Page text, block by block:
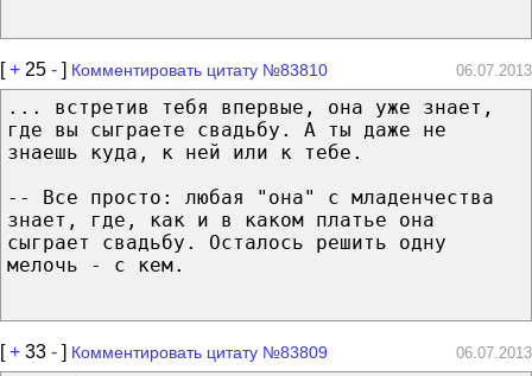
[+ 25 - ] Комментировать цитату №83810 06.07.2013
... встретив тебя впервые, она уже знает,
где вы сыграете свадьбу. А ты даже не
знаешь куда, к ней или к тебе.
-- Все просто: любая "она" с младенчества
знает, где, как и в каком платье она
сыграет свадьбу. Осталось решить одну
мелочь - с кем.
[+ 33 - ] Комментировать цитату №83809 06.07.2013